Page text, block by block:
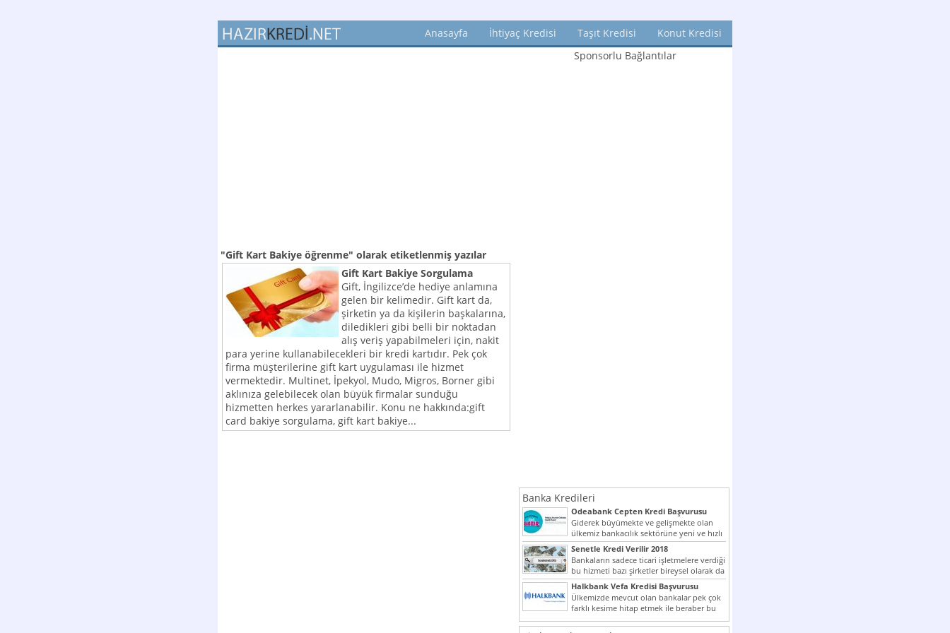
Anasayfa İhtiyaç Kredisi Taşıt Kredisi Konut Kredisi
"Gift Kart Bakiye öğrenme" olarak etiketlenmiş yazılar
Gift Kart Bakiye Sorgulama
Gift, İngilizce’de hediye anlamına
gelen bir kelimedir. Gift kart da,
şirketin ya da kişilerin başkalarına,
diledikleri gibi belli bir noktadan
alış veriş yapabilmeleri için, nakit
para yerine kullanabilecekleri bir kredi kartıdır. Pek çok
firma müşterilerine gift kart uygulaması ile hizmet
vermektedir. Multinet, İpekyol, Mudo, Migros, Borner gibi
aklınıza gelebilecek olan büyük firmalar sunduğu
hizmetten herkes yararlanabilir. Konu ne hakkında:gift
card bakiye sorgulama, gift kart bakiye...
Sponsorlu Bağlantılar
Banka Kredileri
Odeabank Cepten Kredi Başvurusu
KREDIM 8444
Giderek büyümekte ve gelişmekte olan
ülkemiz bankacılık sektörüne yeni ve hızlı
bir giriş yapmış olan...
Senetle Kredi Verilir 2018
Bankaların sadece ticari işletmelere verdiği
bu hizmeti bazı şirketler bireysel olarak da
vermektedir. Senetle kredi...
Halkbank Vefa Kredisi Başvurusu
Ülkemizde mevcut olan bankalar pek çok
farklı kesime hitap etmek ile beraber bu
noktada son...